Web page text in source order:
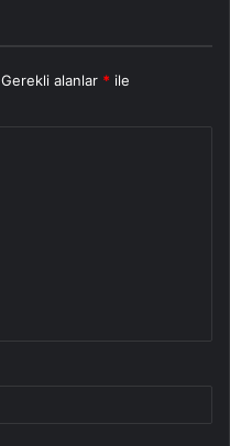
Gerekli alanlar * ile